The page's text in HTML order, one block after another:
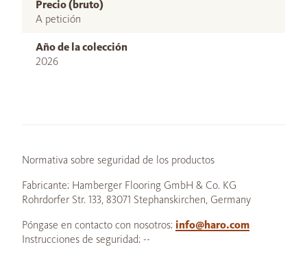
Precio (bruto)
A petición
Año de la colección
2026
Normativa sobre seguridad de los productos
Fabricante: Hamberger Flooring GmbH & Co. KG
Rohrdorfer Str. 133, 83071 Stephanskirchen, Germany
Póngase en contacto con nosotros: info@haro.com
Instrucciones de seguridad: --